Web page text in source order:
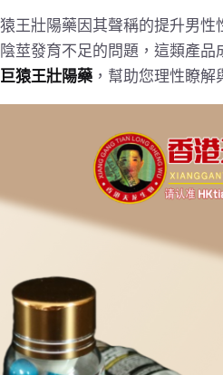
王壯陽藥因其聲稱的提升男
莖發育不足的問題，這類產
巨猿王壯陽藥 ，幫助您理性瞭解